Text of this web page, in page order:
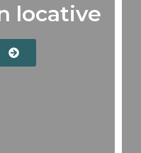
locative